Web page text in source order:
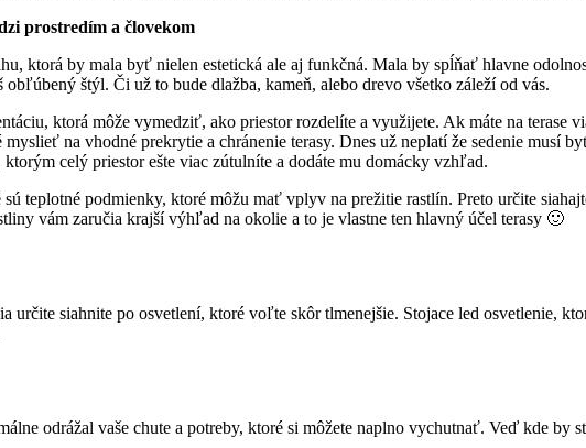
prostredím a človekom
ktorá by mala byť nielen estetická ale aj funkčná. Mala by spĺňať hlavne
obľúbený štýl. Či už to bude dlažba, kameň, alebo drevo všetko záleží od vás.
ktorá môže vymedziť, ako priestor rozdelíte a využijete. Ak máte na terase
na vhodné prekrytie a chránenie terasy. Dnes už neplatí že sedenie musí
celý priestor ešte viac zútulníte a dodáte mu domácky vzhľad.
sú teplotné podmienky, ktoré môžu mať vplyv na prežitie rastlín. Preto určite
vám zaručia krajší výhľad na okolie a to je vlastne ten hlavný účel terasy 🙂
určite siahnite po osvetlení, ktoré voľte skôr tlmenejšie. Stojace led osvetlenie,
odrážal vaše chute a potreby, ktoré si môžete naplno vychutnať. Veď kde by